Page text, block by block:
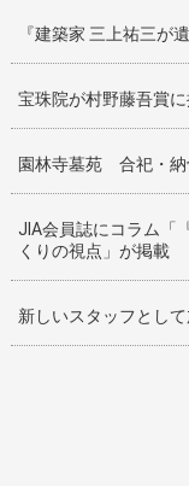
『建築家 三上祐三が
宝珠院が村野藤吾賞
園林寺墓苑 合祀・納
JIA会員誌にコラム「
くりの視点」が掲載
新しいスタッフとし